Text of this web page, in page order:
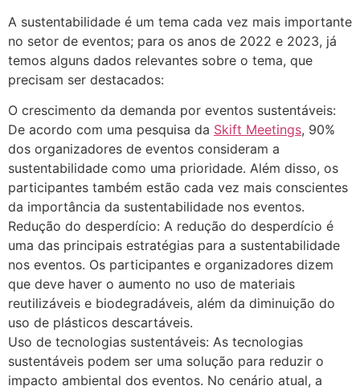
A sustentabilidade é um tema cada vez mais importante
no setor de eventos; para os anos de 2022 e 2023, já
temos alguns dados relevantes sobre o tema, que
precisam ser destacados:
O crescimento da demanda por eventos sustentáveis:
De acordo com uma pesquisa da Skift Meetings, 90%
dos organizadores de eventos consideram a
sustentabilidade como uma prioridade. Além disso, os
participantes também estão cada vez mais conscientes
da importância da sustentabilidade nos eventos.
Redução do desperdício: A redução do desperdício é
uma das principais estratégias para a sustentabilidade
nos eventos. Os participantes e organizadores dizem
que deve haver o aumento no uso de materiais
reutilizáveis e biodegradáveis, além da diminuição do
uso de plásticos descartáveis.
Uso de tecnologias sustentáveis: As tecnologias
sustentáveis podem ser uma solução para reduzir o
impacto ambiental dos eventos. No cenário atual, a